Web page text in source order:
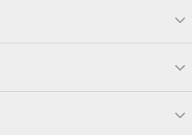
果系列
小魚干 萬歲牌 米果 小魚
梅子
瓜子 禮盒 素食
萬歲牌 堅果小包裝活力堅果